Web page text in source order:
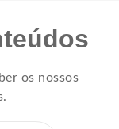
os nossos